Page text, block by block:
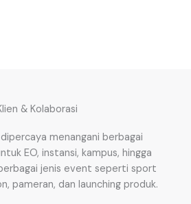
& Kolaborasi
menangani berbagai
EO, instansi, kampus, hingga
jenis event seperti sport
pameran, dan launching produk.